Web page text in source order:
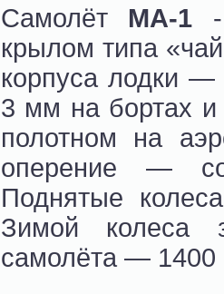
Самолёт МА-1 -
крылом типа
корпуса лодки
3 мм на бортах
полотном на
оперение —
Поднятые
Зимой колеса
самолёта — 1400